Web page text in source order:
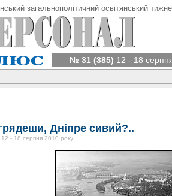
загальнополітичний освітянський
№ 31 (385) 12 - 18
Дніпре сивий?..
- 18 серпня 2010 року